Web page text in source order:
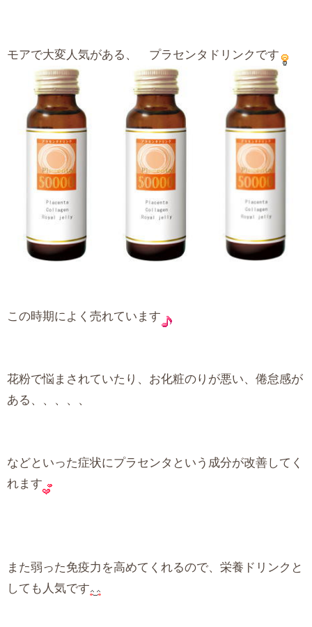
モアで大変人気がある、 プラセンタドリンクです
この時期によく売れています
花粉で悩まされていたり、お化粧のりが悪い、倦怠感が
ある、、、、、
などといった症状にプラセンタという成分が改善してく
れます
また弱った免疫力を高めてくれるので、栄養ドリンクと
しても人気です